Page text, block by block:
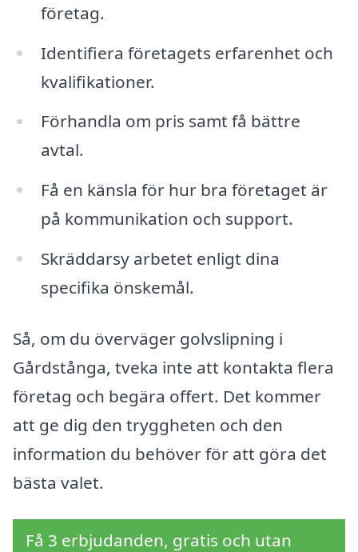
företag.
Identifiera företagets erfarenhet och
kvalifikationer.
Förhandla om pris samt få bättre
avtal.
Få en känsla för hur bra företaget är
på kommunikation och support.
Skräddarsy arbetet enligt dina
specifika önskemål.
Så, om du överväger golvslipning i
Gårdstånga, tveka inte att kontakta flera
företag och begära offert. Det kommer
att ge dig den tryggheten och den
information du behöver för att göra det
bästa valet.
Få 3 erbjudanden, gratis och utan